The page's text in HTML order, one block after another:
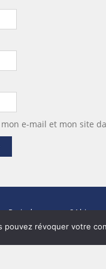
e-mail et mon site
Paris demeures- 84 bis rue
pouvez révoquer votre